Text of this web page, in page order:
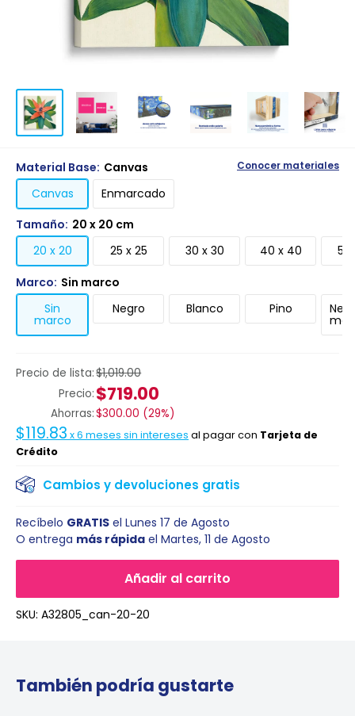
Precio de lista:$1,019.00
Precio: $719.00
Ahorras:$300.00 (29%)
$119.83 x6 meses sin intereses al pagar con Tarjeta de
Crédito
Cambios y devoluciones gratis
Material Base: Canvas Conocer materiales
Canvas
Enmarcado
Tamaño: 20 x 20 cm
20 x 20
25 x 25 30 x 30 40 x 40
50
Marco: Sin marco
Sin
marco
Negro Blanco Pino
Añadir al carrito
Recíbelo GRATIS el Lunes 17 de Agosto
O entrega más rápida el Martes, 11 de Agosto
SKU: A32805_can-20-20
También podría gustarte